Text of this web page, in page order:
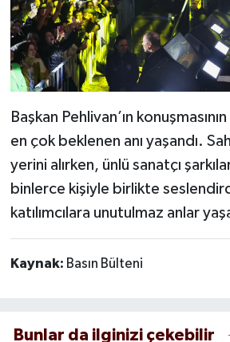
Başkan Pehlivan’ın
en çok beklenen anı yaşandı.
yerini alırken, ünlü sanatçı
binlerce kişiyle birlikte
katılımcılara unutulmaz anlar
Kaynak: Basın Bülteni
Bunlar da ilginizi çekebilir